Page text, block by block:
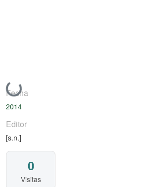
Cargando...
Fecha
2014
Editor
[s.n.]
0
Visitas